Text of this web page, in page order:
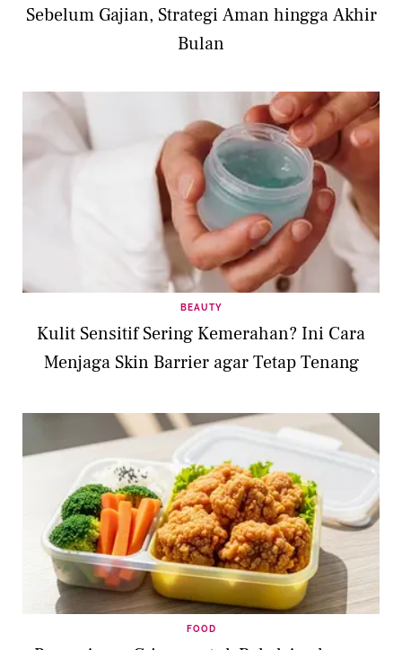
Sebelum Gajian, Strategi Aman hingga Akhir
Bulan
BEAUTY
Kulit Sensitif Sering Kemerahan? Ini Cara
Menjaga Skin Barrier agar Tetap Tenang
FOOD